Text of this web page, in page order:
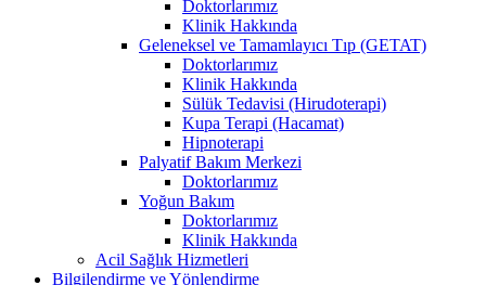
Doktorlarımız
Klinik Hakkında
Geleneksel ve Tamamlayıcı Tıp (GETAT)
Doktorlarımız
Klinik Hakkında
Sülük Tedavisi (Hirudoterapi)
Kupa Terapi (Hacamat)
Hipnoterapi
Palyatif Bakım Merkezi
Doktorlarımız
Yoğun Bakım
Doktorlarımız
Klinik Hakkında
Acil Sağlık Hizmetleri
Bilgilendirme ve Yönlendirme